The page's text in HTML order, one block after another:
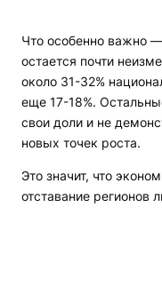
Что особенно важно
остается почти
около 31-32%
еще 17-18%.
свои доли и не
новых точек роста.
Это значит, что
отставание регионов